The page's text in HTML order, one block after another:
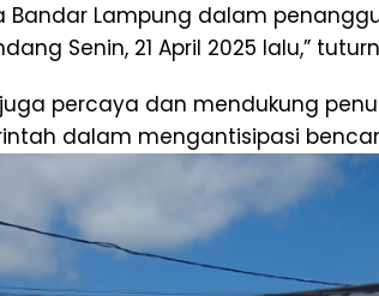
Bandar Lampung dalam
Senin, 21 April 2025 lalu,”
percaya dan mendukung
dalam mengantisipasi